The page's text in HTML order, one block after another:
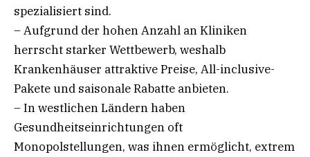
spezialisiert sind.
– Aufgrund der hohen Anzahl an Kliniken
herrscht starker Wettbewerb, weshalb
Krankenhäuser attraktive Preise, All-inclusive-
Pakete und saisonale Rabatte anbieten.
– In westlichen Ländern haben
Gesundheitseinrichtungen oft
Monopolstellungen, was ihnen ermöglicht, extrem